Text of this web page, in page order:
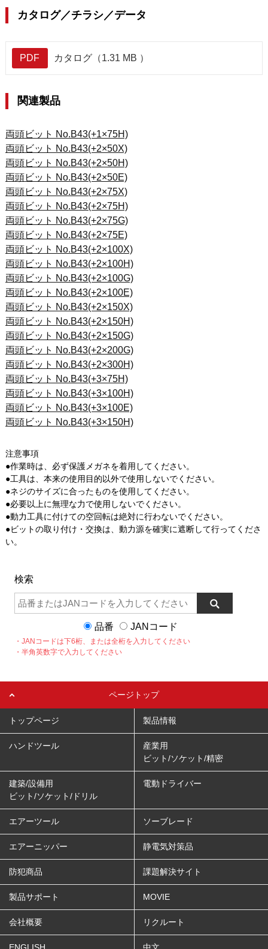
カタログ／チラシ／データ
PDF カタログ（1.31 MB ）
関連製品
両頭ビット No.B43(+1×75H)
両頭ビット No.B43(+2×50X)
両頭ビット No.B43(+2×50H)
両頭ビット No.B43(+2×50E)
両頭ビット No.B43(+2×75X)
両頭ビット No.B43(+2×75H)
両頭ビット No.B43(+2×75G)
両頭ビット No.B43(+2×75E)
両頭ビット No.B43(+2×100X)
両頭ビット No.B43(+2×100H)
両頭ビット No.B43(+2×100G)
両頭ビット No.B43(+2×100E)
両頭ビット No.B43(+2×150X)
両頭ビット No.B43(+2×150H)
両頭ビット No.B43(+2×150G)
両頭ビット No.B43(+2×200G)
両頭ビット No.B43(+2×300H)
両頭ビット No.B43(+3×75H)
両頭ビット No.B43(+3×100H)
両頭ビット No.B43(+3×100E)
両頭ビット No.B43(+3×150H)
注意事項
●作業時は、必ず保護メガネを着用してください。
●工具は、本来の使用目的以外で使用しないでください。
●ネジのサイズに合ったものを使用してください。
●必要以上に無理な力で使用しないでください。
●動力工具に付けての空回転は絶対に行わないでください。
●ビットの取り付け・交換は、動力源を確実に遮断して行ってくださ
い。
検索
品番 JANコード
・JANコードは下6桁、または全桁を入力してください
・半角英数字で入力してください
ページトップ
トップページ 製品情報
ハンドツール
産業用
ビット/ソケット/精密
建築/設備用
ビット/ソケット/ドリル
電動ドライバー
エアーツール ソーブレード
エアーニッパー 静電気対策品
防犯商品 課題解決サイト
製品サポート MOVIE
会社概要 リクルート